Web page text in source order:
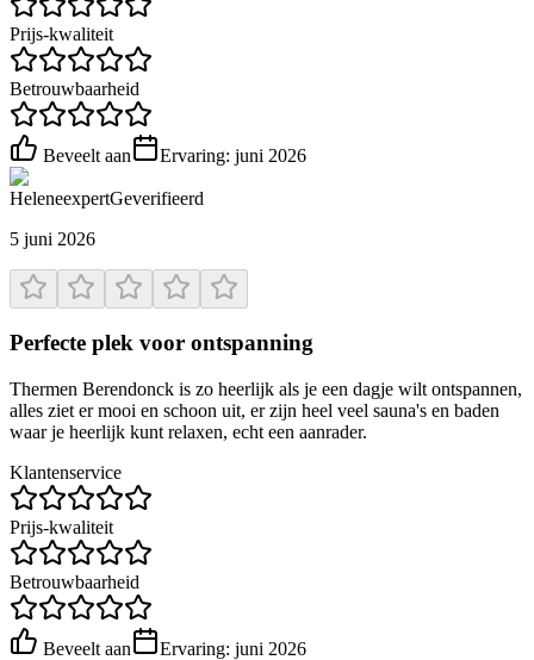
Prijs-kwaliteit
Betrouwbaarheid
Beveelt aan Ervaring: juni 2026
HeleneexpertGeverifieerd
5 juni 2026
Perfecte plek voor ontspanning
Thermen Berendonck is zo heerlijk als je een dagje wilt ontspannen,
alles ziet er mooi en schoon uit, er zijn heel veel sauna's en baden
waar je heerlijk kunt relaxen, echt een aanrader.
Klantenservice
Prijs-kwaliteit
Betrouwbaarheid
Beveelt aan Ervaring: juni 2026